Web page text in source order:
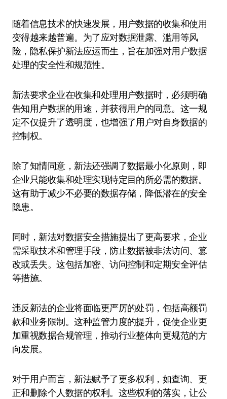
随着信息技术的快速发展，用户数据的收集和使用
变得越来越普遍。为了应对数据泄露、滥用等风
险，隐私保护新法应运而生，旨在加强对用户数据
处理的安全性和规范性。
新法要求企业在收集和处理用户数据时，必须明确
告知用户数据的用途，并获得用户的同意。这一规
定不仅提升了透明度，也增强了用户对自身数据的
控制权。
除了知情同意，新法还强调了数据最小化原则，即
企业只能收集和处理实现特定目的所必需的数据。
这有助于减少不必要的数据存储，降低潜在的安全
隐患。
同时，新法对数据安全措施提出了更高要求，企业
需采取技术和管理手段，防止数据被非法访问、篡
改或丢失。这包括加密、访问控制和定期安全评估
等措施。
违反新法的企业将面临更严厉的处罚，包括高额罚
款和业务限制。这种监管力度的提升，促使企业更
加重视数据合规管理，推动行业整体向更规范的方
向发展。
对于用户而言，新法赋予了更多权利，如查询、更
正和删除个人数据的权利。这些权利的落实，让公